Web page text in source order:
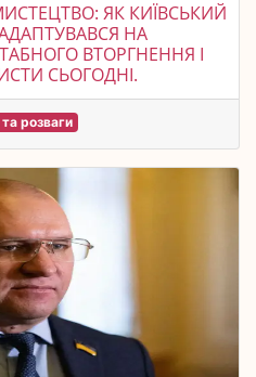
ЯК КИЇВСЬКИЙ
НА
ВТОРГНЕННЯ І
СЬОГОДНІ.
розваги